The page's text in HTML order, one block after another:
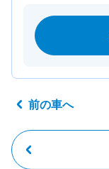
前の車へ